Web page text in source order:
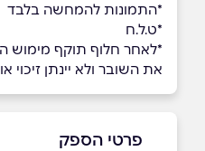
*התמונות להמחשה בלבד
*ט.ל.ח
*לאחר חלוף תוקף מימוש
את השובר ולא יינתן זיכוי
פרטי הספק